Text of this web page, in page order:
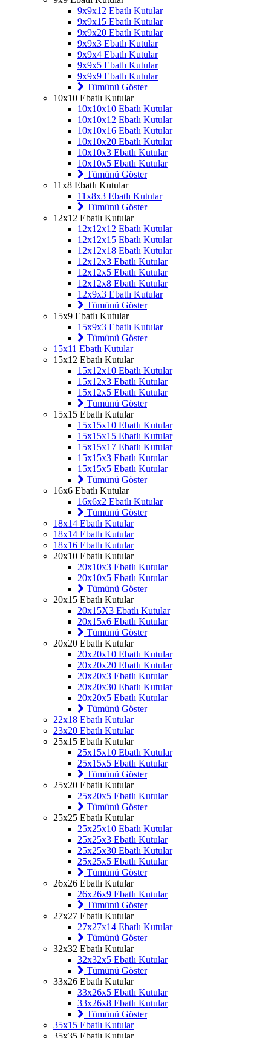
9x9x12 Ebatlı Kutular
9x9x15 Ebatlı Kutular
9x9x20 Ebatlı Kutular
9x9x3 Ebatlı Kutular
9x9x4 Ebatlı Kutular
9x9x5 Ebatlı Kutular
9x9x9 Ebatlı Kutular
Tümünü Göster
10x10 Ebatlı Kutular
10x10x10 Ebatlı Kutular
10x10x12 Ebatlı Kutular
10x10x16 Ebatlı Kutular
10x10x20 Ebatlı Kutular
10x10x3 Ebatlı Kutular
10x10x5 Ebatlı Kutular
Tümünü Göster
11x8 Ebatlı Kutular
11x8x3 Ebatlı Kutular
Tümünü Göster
12x12 Ebatlı Kutular
12x12x12 Ebatlı Kutular
12x12x15 Ebatlı Kutular
12x12x18 Ebatlı Kutular
12x12x3 Ebatlı Kutular
12x12x5 Ebatlı Kutular
12x12x8 Ebatlı Kutular
12x9x3 Ebatlı Kutular
Tümünü Göster
15x9 Ebatlı Kutular
15x9x3 Ebatlı Kutular
Tümünü Göster
15x11 Ebatlı Kutular
15x12 Ebatlı Kutular
15x12x10 Ebatlı Kutular
15x12x3 Ebatlı Kutular
15x12x5 Ebatlı Kutular
Tümünü Göster
15x15 Ebatlı Kutular
15x15x10 Ebatlı Kutular
15x15x15 Ebatlı Kutular
15x15x17 Ebatlı Kutular
15x15x3 Ebatlı Kutular
15x15x5 Ebatlı Kutular
Tümünü Göster
16x6 Ebatlı Kutular
16x6x2 Ebatlı Kutular
Tümünü Göster
18x14 Ebatlı Kutular
18x14 Ebatlı Kutular
18x16 Ebatlı Kutular
20x10 Ebatlı Kutular
20x10x3 Ebatlı Kutular
20x10x5 Ebatlı Kutular
Tümünü Göster
20x15 Ebatlı Kutular
20x15X3 Ebatlı Kutular
20x15x6 Ebatlı Kutular
Tümünü Göster
20x20 Ebatlı Kutular
20x20x10 Ebatlı Kutular
20x20x20 Ebatlı Kutular
20x20x3 Ebatlı Kutular
20x20x30 Ebatlı Kutular
20x20x5 Ebatlı Kutular
Tümünü Göster
22x18 Ebatlı Kutular
23x20 Ebatlı Kutular
25x15 Ebatlı Kutular
25x15x10 Ebatlı Kutular
25x15x5 Ebatlı Kutular
Tümünü Göster
25x20 Ebatlı Kutular
25x20x5 Ebatlı Kutular
Tümünü Göster
25x25 Ebatlı Kutular
25x25x10 Ebatlı Kutular
25x25x3 Ebatlı Kutular
25x25x30 Ebatlı Kutular
25x25x5 Ebatlı Kutular
Tümünü Göster
26x26 Ebatlı Kutular
26x26x9 Ebatlı Kutular
Tümünü Göster
27x27 Ebatlı Kutular
27x27x14 Ebatlı Kutular
Tümünü Göster
32x32 Ebatlı Kutular
32x32x5 Ebatlı Kutular
Tümünü Göster
33x26 Ebatlı Kutular
33x26x5 Ebatlı Kutular
33x26x8 Ebatlı Kutular
Tümünü Göster
35x15 Ebatlı Kutular